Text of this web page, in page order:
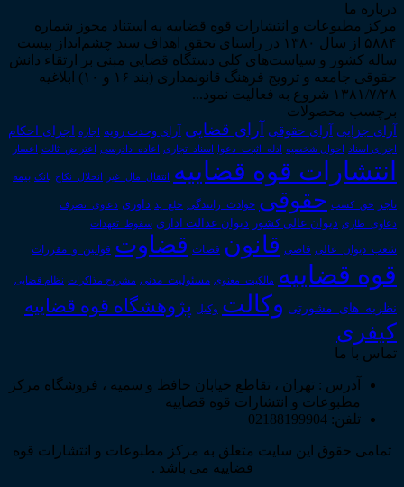
درباره ما
مرکز مطبوعات و انتشارات قوه قضاییه به استناد مجوز شماره
۵۸۸۴ از سال ۱۳۸۰ در راستای تحقق اهداف سند چشم‌انداز بیست
ساله کشور و سیاست‌های کلی دستگاه قضایی مبنی بر ارتقاء دانش
حقوقی جامعه و ترویج فرهنگ قانونمداری (بند ۱۶ و ۱۰) ابلاغیه
۱۳۸۱/۷/۲۸ شروع به فعالیت نمود...
برچسب محصولات
آرای جزایی آرای حقوقی آرای قضایی آرای وحدت رویه اجاره اجرای احکام
اجرای اسناد احوال شخصیه ادله_اثبات_دعوا اسناد_تجاری اعاده_دادرسی اعتراض_ثالث اعسار
انتشارات قوه قضاییه انتقال_مال_غیر انحلال_نکاح بانک بیمه
تاجر حق_کسب حقوقی حوادث_رانندگی خلع_ید داوری دعاوی_تصرف
دعاوی_طاری دیوان عالی کشور دیوان عدالت اداری سقوط_تعهدات
شعب_دیوان_عالی قاضی قانون قضات قضاوت قوانین_و_مقررات
قوه قضاییه مالکیت_معنوی مسئولیت_مدنی مشروح مذاکرات نظام قضایی
نظریه_های_مشورتی وکالت وکیل پژوهشگاه قوه قضاییه
کیفری
تماس با ما
آدرس : تهران ، تقاطع خیابان حافظ و سمیه ، فروشگاه مرکز
مطبوعات و انتشارات قوه قضاییه
تلفن: 02188199904
تمامی حقوق این سایت متعلق به مرکز مطبوعات و انتشارات قوه
قضاییه می باشد .